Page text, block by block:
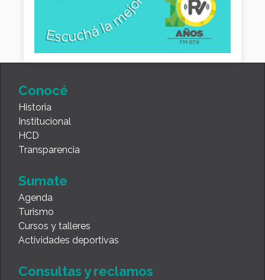
Conocé
Historia
Institucional
HCD
Transparencia
Sumate
Agenda
Turismo
Cursos y talleres
Actividades deportivas
Consultas y reclamos